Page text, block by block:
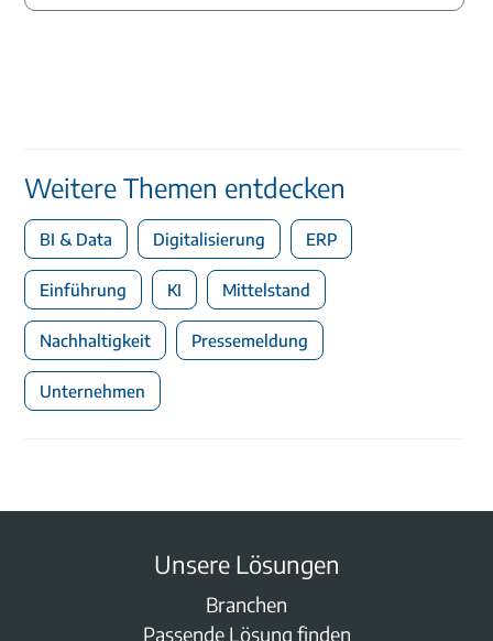
Weitere Themen entdecken
BI & Data Digitalisierung ERP
Einführung KI Mittelstand
Nachhaltigkeit Pressemeldung
Unternehmen
Unsere Lösungen
Branchen
Passende Lösung finden